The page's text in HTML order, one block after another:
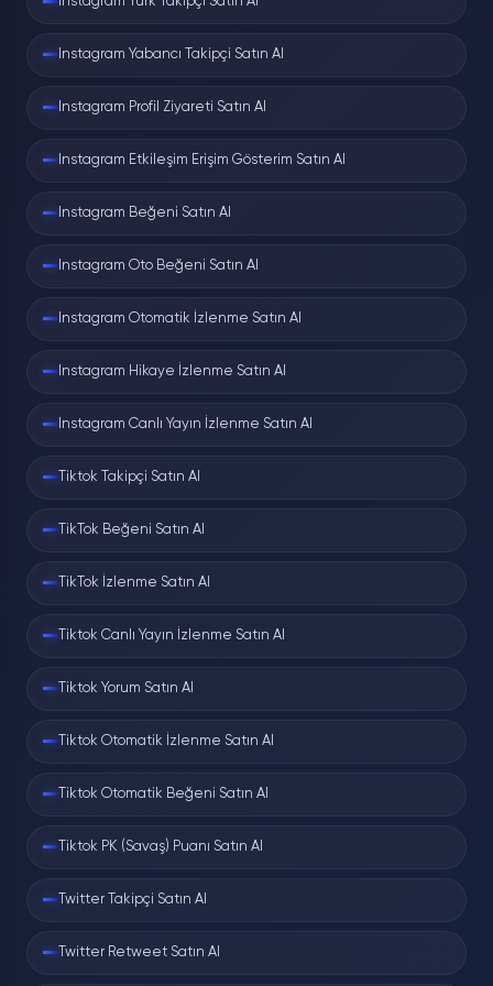
Amacı, hesabınızın ilk görünürlüğünü
amaçlıdır: sistemin gerçekten çalıştığını
Retweet Neden Beğeniden
Daha Değerli?
sinyali verirsiniz; yeniden gönderdiğinizde ise
o paylaşım sizin takipçilerinizin akışına düşer.
Yani retweet, erişimi çarpan etkisiyle büyütür.
X algoritması da bunu biliyor ve yeniden
gelen retweet'ler, gönderinin geniş dağıtıma
biçimde artırıyor.
gönderinizi kendi takipçilerine iletmesidir; bu
gerçek hesaplar üzerinden yapılabilir. Araç,
gönderinize yeniden paylaşım yönlendirir:
Yeniden gönderi tek bir tweete
Kuyruğa alınır
Instagram Yabancı Takipçi Satın Al
Instagram Profil Ziyareti Satın Al
Instagram Etkileşim Erişim Gösterim Satın Al
Instagram Beğeni Satın Al
Instagram Oto Beğeni Satın Al
Instagram Otomatik İzlenme Satın Al
Instagram Hikaye İzlenme Satın Al
Instagram Canlı Yayın İzlenme Satın Al
Tiktok Takipçi Satın Al
TikTok Beğeni Satın Al
TikTok İzlenme Satın Al
Tiktok Canlı Yayın İzlenme Satın Al
Tiktok Yorum Satın Al
Tiktok Otomatik İzlenme Satın Al
Tiktok Otomatik Beğeni Satın Al
Tiktok PK (Savaş) Puanı Satın Al
Twitter Takipçi Satın Al
Twitter Retweet Satın Al